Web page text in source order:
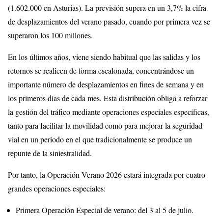
(1.602.000 en Asturias). La previsión supera en un 3,7% la cifra
de desplazamientos del verano pasado, cuando por primera vez se
superaron los 100 millones.
En los últimos años, viene siendo habitual que las salidas y los
retornos se realicen de forma escalonada, concentrándose un
importante número de desplazamientos en fines de semana y en
los primeros días de cada mes. Esta distribución obliga a reforzar
la gestión del tráfico mediante operaciones especiales específicas,
tanto para facilitar la movilidad como para mejorar la seguridad
vial en un periodo en el que tradicionalmente se produce un
repunte de la siniestralidad.
Por tanto, la Operación Verano 2026 estará integrada por cuatro
grandes operaciones especiales:
Primera Operación Especial de verano: del 3 al 5 de julio.